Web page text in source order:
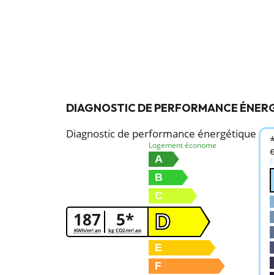
DIAGNOSTIC DE PERFORMANCE
Diagnostic de performance énergétique
187
KWh/m².an 5*
kg CO2/m².an
Logement économe
A
B
C
D
E
F